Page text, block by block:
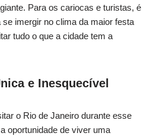
Para os cariocas e turistas, é
se imergir no clima da maior festa
tudo o que a cidade tem a
e Inesquecível
o Rio de Janeiro durante esse
oportunidade de viver uma